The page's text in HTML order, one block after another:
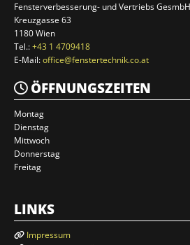
Fensterverbesserung- und Vertriebs GesmbH
Kreuzgasse 63
1180 Wien
Tel.:+43 1 4709418
E-Mail:office@fenstertechnik.co.at
ÖFFNUNGSZEITEN
Montag
Dienstag
Mittwoch
Donnerstag
Freitag
LINKS
 Impressum